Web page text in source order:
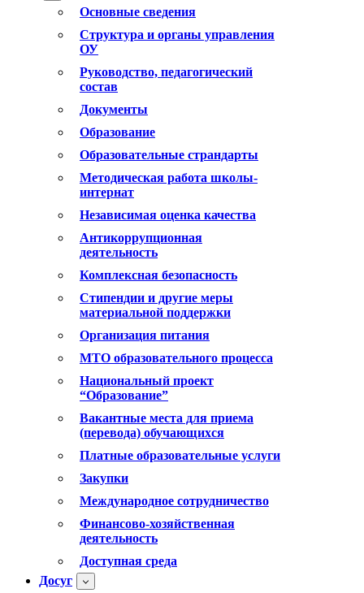
Основные сведения
Структура и органы управления
ОУ
Руководство, педагогический
состав
Документы
Образование
Образовательные страндарты
Методическая работа школы-
интернат
Независимая оценка качества
Антикоррупционная
деятельность
Комплексная безопасность
Стипендии и другие меры
материальной поддержки
Организация питания
МТО образовательного процесса
Национальный проект
“Образование”
Вакантные места для приема
(перевода) обучающихся
Платные образовательные услуги
Закупки
Международное сотрудничество
Финансово-хозяйственная
деятельность
Доступная среда
Досуг